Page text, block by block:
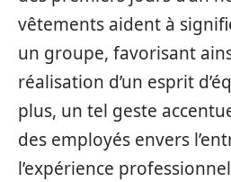
vêtements aident à
un groupe, favorisant
réalisation d’un esprit
plus, un tel geste
des employés envers
l’expérience